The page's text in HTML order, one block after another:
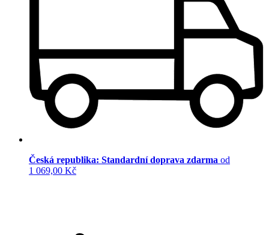
Česká republika: Standardní doprava zdarma od
1 069,00 Kč